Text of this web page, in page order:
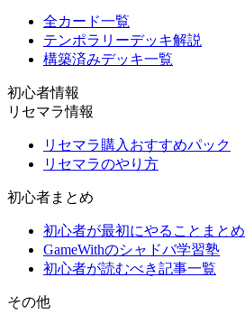
全カード一覧
テンポラリーデッキ解説
構築済みデッキ一覧
初心者情報
リセマラ情報
リセマラ購入おすすめパック
リセマラのやり方
初心者まとめ
初心者が最初にやることまとめ
GameWithのシャドバ学習塾
初心者が読むべき記事一覧
その他